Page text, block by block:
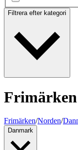
Filtrera efter kategori
Frimärken/Norden/
Danmark